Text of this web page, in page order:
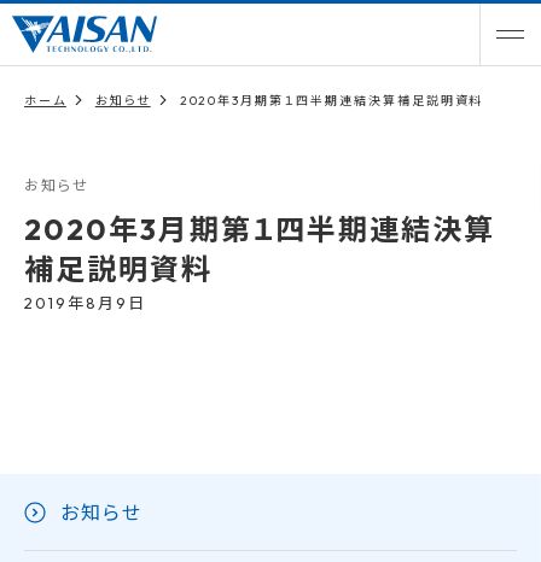
ホーム お知らせ 2020年3月期第１四半期連結決算補足説明資料
お知らせ
2020年3月期第１四半期連結決算
補足説明資料
2019年8月9日
お知らせ